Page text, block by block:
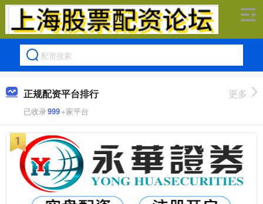
正规配资平台排行
已收录999+家平台
更多